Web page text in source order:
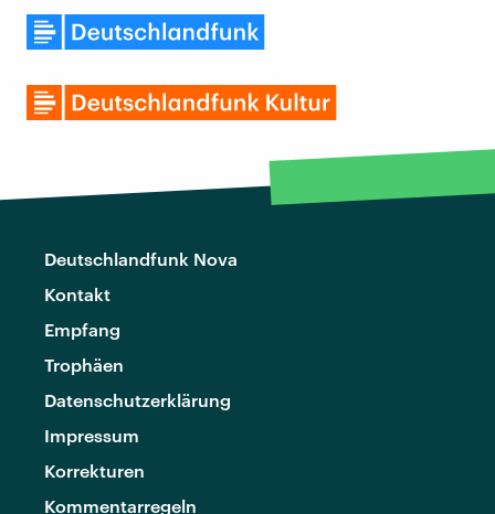
Deutschlandfunk Nova
Kontakt
Empfang
Trophäen
Datenschutzerklärung
Impressum
Korrekturen
Kommentarregeln